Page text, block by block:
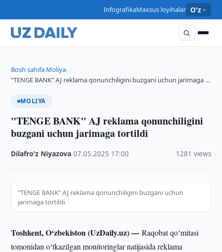
InfografikaMaxsus loyihalar O'z
Bosh sahifa›Moliya›
"TENGE BANK" AJ reklama qonunchiligini buzgani uchun jarimaga …
MOLIYA
"TENGE BANK" AJ reklama qonunchiligini
buzgani uchun jarimaga tortildi
Dilafro'z Niyazova ·07.05.2025 17:00 1281 views
"TENGE BANK" AJ reklama qonunchiligini buzgani uchun
jarimaga tortildi
Toshkent, O‘zbekiston (UzDaily.uz) —Raqobat qo‘mitasi
tomonidan o‘tkazilgan monitoringlar natijasida reklama